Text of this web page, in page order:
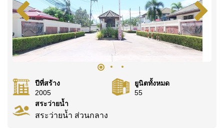
ปีที่สร้าง
2005
ยูนิตทั้งหมด
55
สระว่ายน้ำ
สระว่ายน้ำ ส่วนกลาง